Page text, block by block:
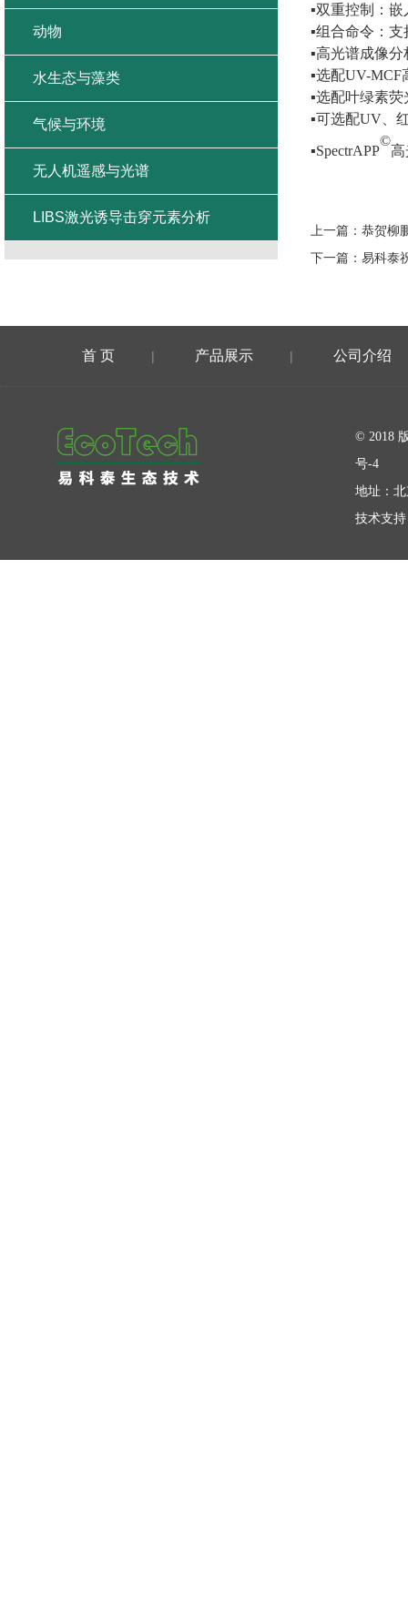
▪双重控制：嵌
▪组合命令：支
▪高光谱成像分
▪选配UV-MCF
▪选配叶绿素荧
▪可选配UV 、
▪SpectrAPP
©
高
上一篇： 恭贺柳
下一篇： 易科泰
动物
水生态与藻类
气候与环境
无人机遥感与光谱
LIBS激光诱导击穿元素分析
首 页 | 产品展示 | 公司介绍
© 2018
号-4
地址：
技术支